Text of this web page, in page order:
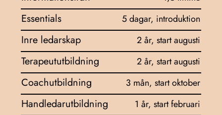
Essentials 5 dagar, introduktion
Inre ledarskap 2 år, start augusti
Terapeututbildning 2 år, start augusti
Coachutbildning 3 mån, start oktober
Handledarutbildning 1 år, start februari